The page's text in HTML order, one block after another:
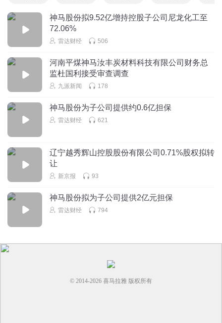
神马股份拟9.52亿增持控股子公司尼龙化工至
72.06%
雷达财经 506
河南平煤神马汝丰炭材料科技有限公司财务总
监杜国利接受审查调查
九派新闻 178
神马股份为子公司提供约0.6亿担保
雷达财经 621
辽宁越秀辉山控股股份有限公司0.71%股权拟转
让
新京报 93
神马股份拟为子公司提供2亿元担保
雷达财经 794
© 2014-2026 喜马拉雅 版权所有